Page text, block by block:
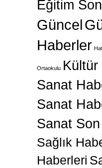
Eğitim
Güncel
Haberler
Ortaokulu
Sanat
Sanat
Sanat
Sağlık
Haberleri